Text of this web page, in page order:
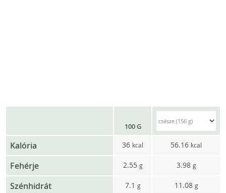
100 G
Kalória 36 kcal 56.16 kcal
Fehérje 2.55 g 3.98 g
Szénhidrát 7.1 g 11.08 g